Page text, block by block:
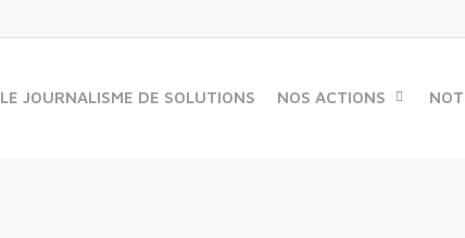
LE JOURNALISME DE SOLUTIONS NOS ACTIONS